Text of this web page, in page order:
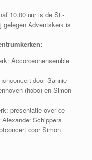
10.00 uur is de St.-
gelegen Adventskerk is
Accordeonensemble
door Sannie
(hobo) en Simon
presentatie over de
Schippers
door Simon